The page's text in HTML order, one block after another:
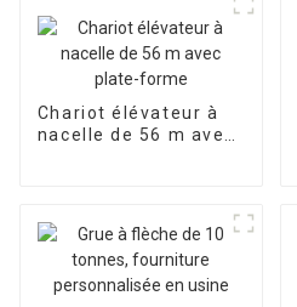
Chariot élévateur à
nacelle de 56 m avec